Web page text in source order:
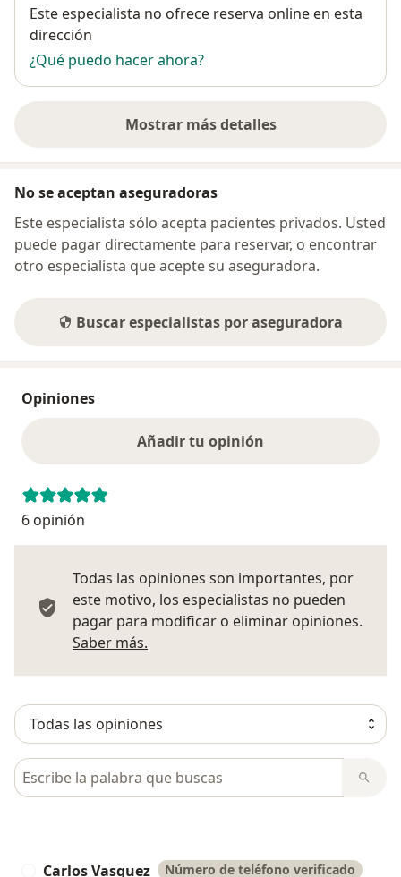
Disponibilidad
Este especialista no ofrece reserva online en esta
dirección
¿Qué puedo hacer ahora?
Mostrar más detalles
sobre la dirección
No se aceptan aseguradoras
Este especialista sólo acepta pacientes privados. Usted
puede pagar directamente para reservar, o encontrar
otro especialista que acepte su aseguradora.
Buscar especialistas por aseguradora
Opiniones
Añadir tu opinión
6 opinión
Todas las opiniones son importantes, por
este motivo, los especialistas no pueden
pagar para modificar o eliminar opiniones.
Saber más.
Busca en opiniones
Carlos Vasquez Número de teléfono verificado